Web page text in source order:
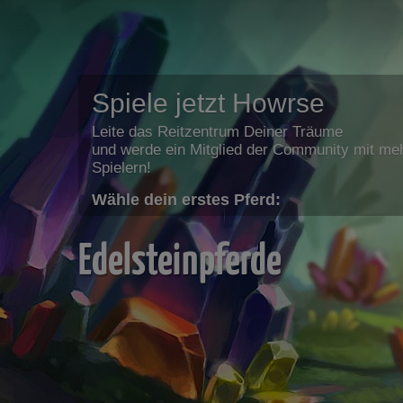
Spiele jetzt Howrse
Leite das Reitzentrum Deiner Träume
und werde ein Mitglied der Community mit
Spielern!
Wähle dein erstes Pferd:
Edelsteinpferde